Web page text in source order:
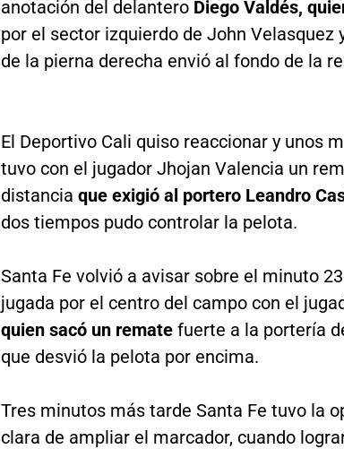
anotación del delantero Diego Valdés,
por el sector izquierdo de John Velasquez
de la pierna derecha envió al fondo de la
El Deportivo Cali quiso reaccionar y unos
tuvo con el jugador Jhojan Valencia un
distancia que exigió al portero Leandro
dos tiempos pudo controlar la pelota.
Santa Fe volvió a avisar sobre el minuto
jugada por el centro del campo con el
quien sacó un rematefuerte a la portería
que desvió la pelota por encima.
Tres minutos más tarde Santa Fe tuvo la
clara de ampliar el marcador, cuando